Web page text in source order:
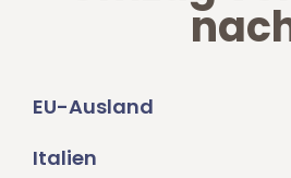
EU-Ausland
Italien